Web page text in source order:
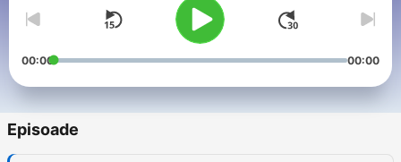
00:00 00:00
Episoade